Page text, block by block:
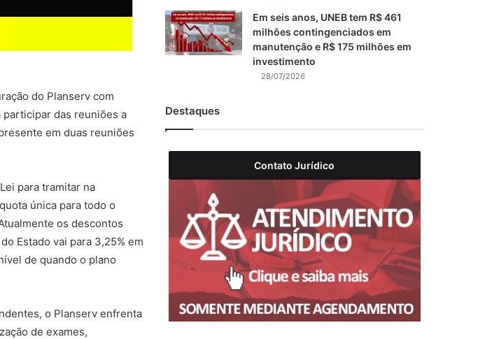
do Planserv com
participar das reuniões a
em duas reuniões
para tramitar na
única para todo o
os descontos
Estado vai para 3,25% em
de quando o plano
o Planserv enfrenta
de exames,
Em seis anos, UNEB tem R$ 461
milhões contingenciados em
manutenção e R$ 175 milhões em
investimento
28/07/2026
Destaques
Contato Jurídico